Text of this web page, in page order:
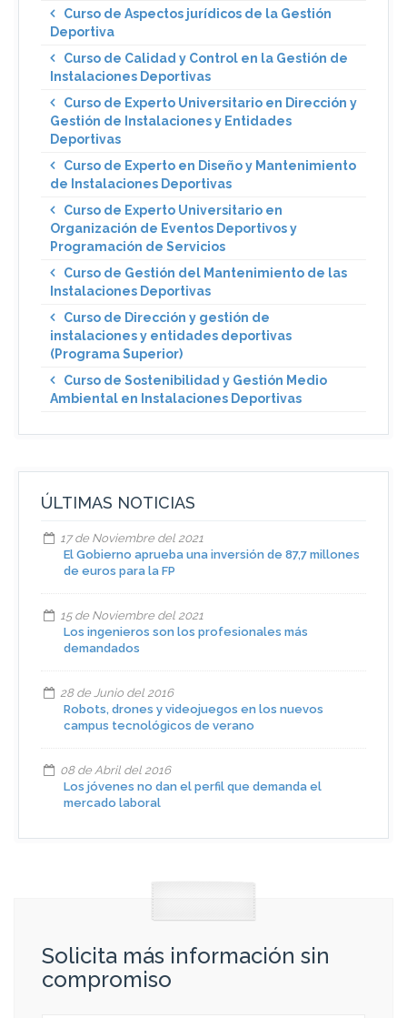
Curso de Aspectos jurídicos de la Gestión
Deportiva
Curso de Calidad y Control en la Gestión de
Instalaciones Deportivas
Curso de Experto Universitario en Dirección y
Gestión de Instalaciones y Entidades
Deportivas
Curso de Experto en Diseño y Mantenimiento
de Instalaciones Deportivas
Curso de Experto Universitario en
Organización de Eventos Deportivos y
Programación de Servicios
Curso de Gestión del Mantenimiento de las
Instalaciones Deportivas
Curso de Dirección y gestión de
instalaciones y entidades deportivas
(Programa Superior)
Curso de Sostenibilidad y Gestión Medio
Ambiental en Instalaciones Deportivas
ÚLTIMAS NOTICIAS
17 de Noviembre del 2021
El Gobierno aprueba una inversión de 87,7 millones
de euros para la FP
15 de Noviembre del 2021
Los ingenieros son los profesionales más
demandados
28 de Junio del 2016
Robots, drones y videojuegos en los nuevos
campus tecnológicos de verano
08 de Abril del 2016
Los jóvenes no dan el perfil que demanda el
mercado laboral
Solicita más información sin
compromiso